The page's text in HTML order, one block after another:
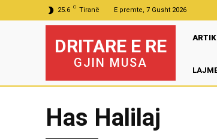
25.6 C Tiranë E premte, 7 Gusht 2026
DRITARE E RE
GJIN MUSA
Has Halilaj